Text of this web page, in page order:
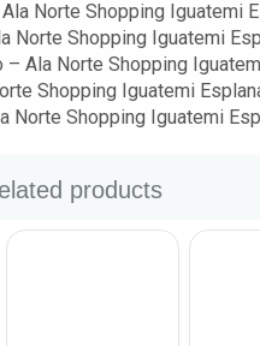
Norte Shopping Iguatemi
Norte Shopping Iguatemi
– Ala Norte Shopping
Shopping Iguatemi
Norte Shopping Iguatemi